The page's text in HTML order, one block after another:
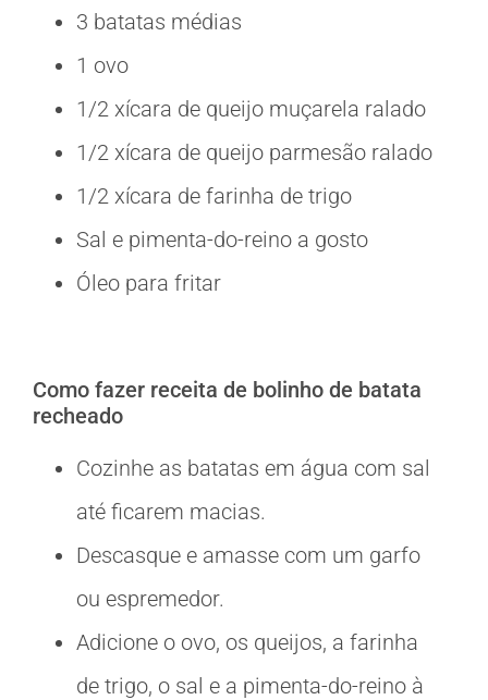
3 batatas médias
1 ovo
1/2 xícara de queijo muçarela ralado
1/2 xícara de queijo parmesão ralado
1/2 xícara de farinha de trigo
Sal e pimenta-do-reino a gosto
Óleo para fritar
Como fazer receita de bolinho de batata
recheado
Cozinhe as batatas em água com sal
até ficarem macias.
Descasque e amasse com um garfo
ou espremedor.
Adicione o ovo, os queijos, a farinha
de trigo, o sal e a pimenta-do-reino à